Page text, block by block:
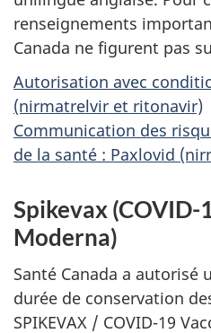
renseignements
Canada ne figurent pas
Autorisation avec
(nirmatrelvir et ritonavir)
Communication des
de la santé : Paxlovid
Spikevax (COVID-
Moderna)
Santé Canada a autorisé
durée de conservation
SPIKEVAX / COVID-19